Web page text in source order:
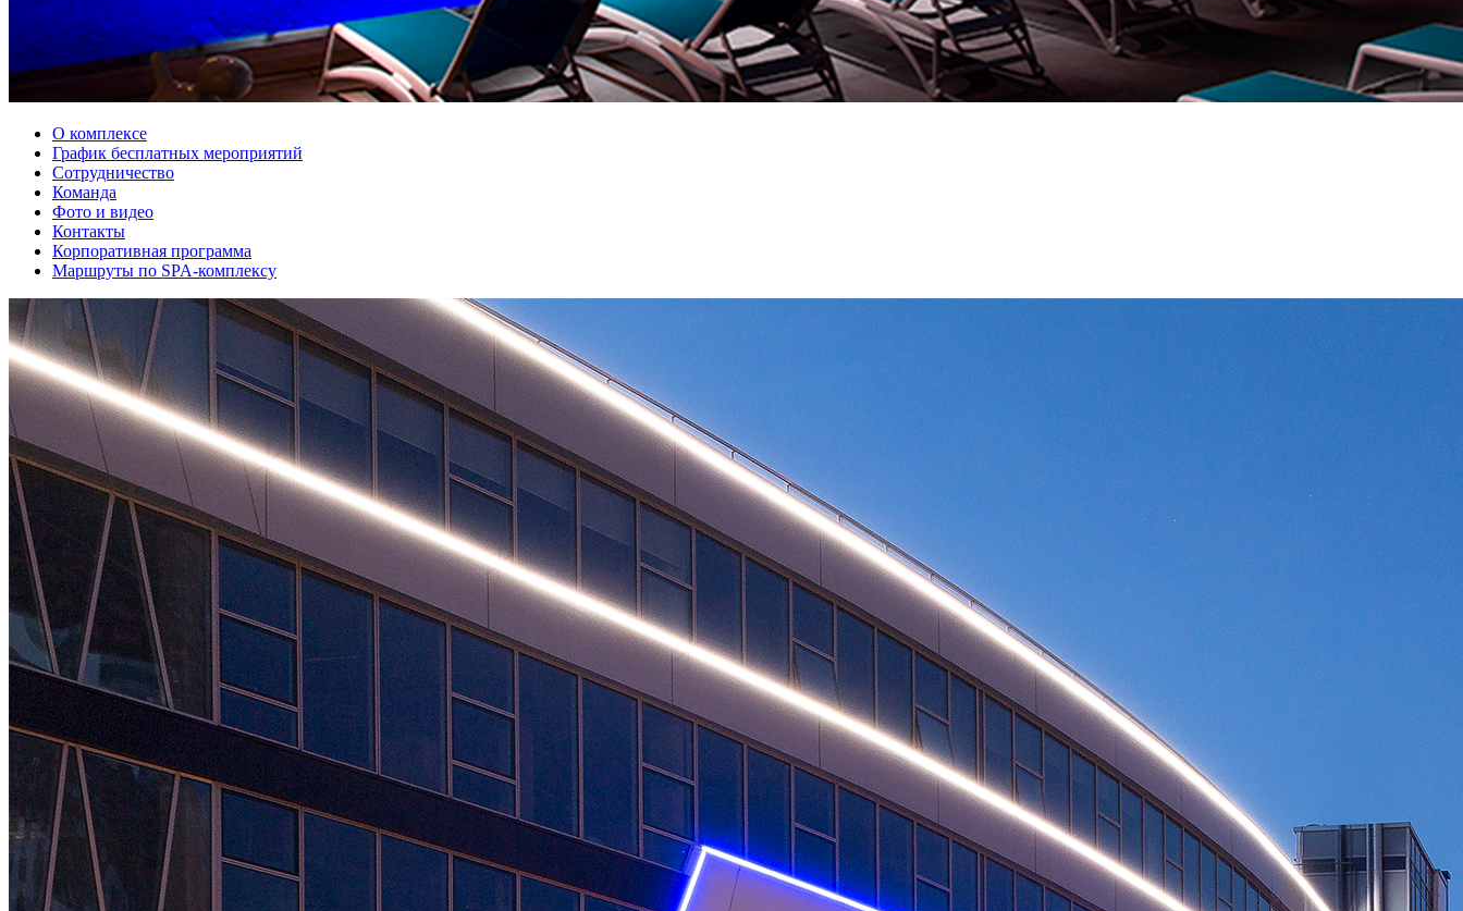
О комплексе
График бесплатных мероприятий
Сотрудничество
Команда
Фото и видео
Контакты
Корпоративная программа
Маршруты по SPA-комплексу